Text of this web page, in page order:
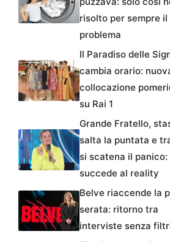
risolto per sempre il
problema
Il Paradiso delle
cambia orario:
collocazione
su Rai 1
Grande Fratello,
salta la puntata e
si scatena il panico:
succede al reality
Belve riaccende la
serata: ritorno tra
interviste senza